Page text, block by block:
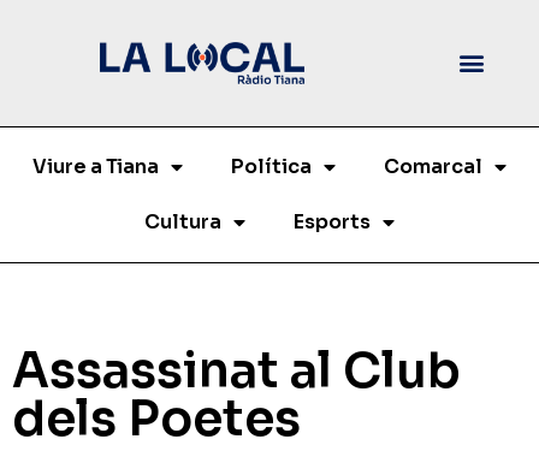
Viure a Tiana Política Comarcal
Cultura Esports
Assassinat al Club
dels Poetes